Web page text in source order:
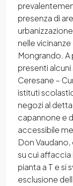
presenza di
nelle
Mongrando. A
presenti alcuni
Ceresane –
istituti
negozi al
capannone e
accessibile
Don
su cui affaccia
pianta a T e si
esclusione